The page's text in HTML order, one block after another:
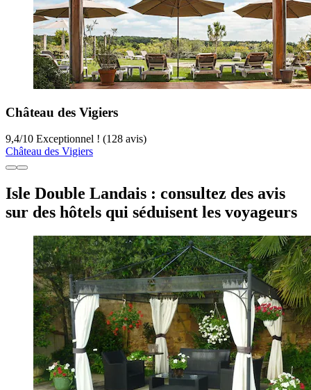
Château des Vigiers
9,4/10 Exceptionnel ! (128 avis)
Château des Vigiers
Isle Double Landais : consultez des avis
sur des hôtels qui séduisent les voyageurs